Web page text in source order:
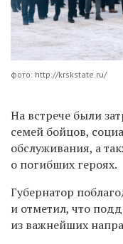
фото: http://krskstate.ru/
На встрече были
семей бойцов,
обслуживания, а
о погибших героях.
Губернатор
и отметил, что
из важнейших